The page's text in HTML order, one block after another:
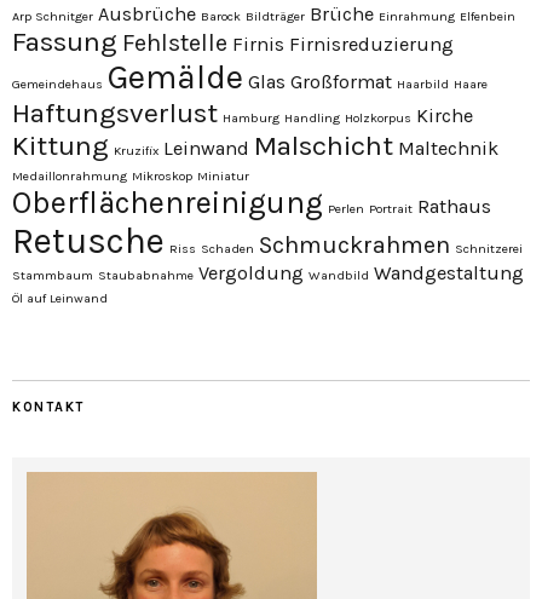
Arp Schnitger Ausbrüche Barock Bildträger Brüche Einrahmung Elfenbein
Fassung Fehlstelle Firnis Firnisreduzierung
Gemeindehaus Gemälde Glas Großformat Haarbild Haare
Haftungsverlust Hamburg Handling Holzkorpus Kirche
Kittung Kruzifix Leinwand Malschicht Maltechnik
Medaillonrahmung Mikroskop Miniatur
Oberflächenreinigung Perlen Portrait Rathaus
Retusche Riss Schaden Schmuckrahmen Schnitzerei
Stammbaum Staubabnahme Vergoldung Wandbild Wandgestaltung
Öl auf Leinwand
KONTAKT